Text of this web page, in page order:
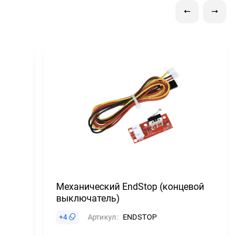
Механический EndStop (концевой
выключатель)
+4 Артикул: ENDSTOP